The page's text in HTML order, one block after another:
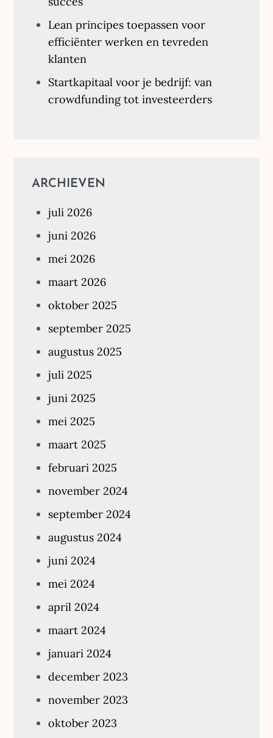
Lean principes toepassen voor
efficiënter werken en tevreden
klanten
Startkapitaal voor je bedrijf: van
crowdfunding tot investeerders
ARCHIEVEN
juli 2026
juni 2026
mei 2026
maart 2026
oktober 2025
september 2025
augustus 2025
juli 2025
juni 2025
mei 2025
maart 2025
februari 2025
november 2024
september 2024
augustus 2024
juni 2024
mei 2024
april 2024
maart 2024
januari 2024
december 2023
november 2023
oktober 2023